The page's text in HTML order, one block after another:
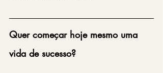
Quer começar hoje mesmo uma
vida de sucesso?